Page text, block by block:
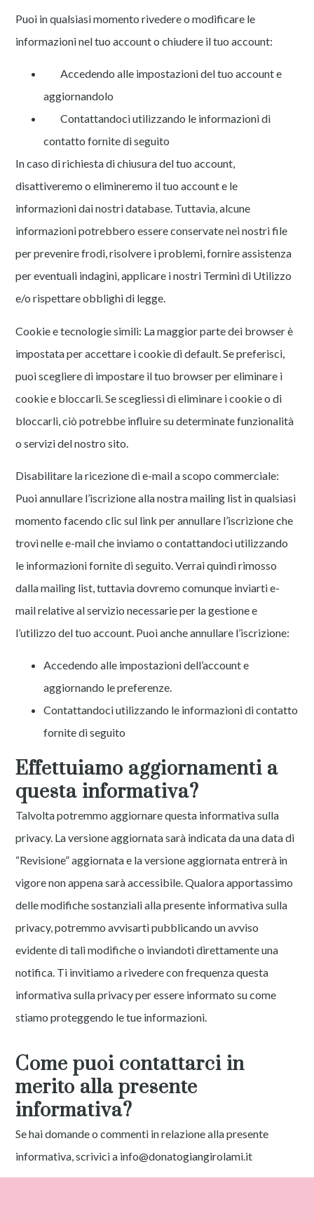
Puoi in qualsiasi momento rivedere o modificare le
informazioni nel tuo account o chiudere il tuo account:
Accedendo alle impostazioni del tuo account e
aggiornandolo
Contattandoci utilizzando le informazioni di
contatto fornite di seguito
In caso di richiesta di chiusura del tuo account,
disattiveremo o elimineremo il tuo account e le
informazioni dai nostri database. Tuttavia, alcune
informazioni potrebbero essere conservate nei nostri file
per prevenire frodi, risolvere i problemi, fornire assistenza
per eventuali indagini, applicare i nostri Termini di Utilizzo
e/o rispettare obblighi di legge.
Cookie e tecnologie simili: La maggior parte dei browser è
impostata per accettare i cookie di default. Se preferisci,
puoi scegliere di impostare il tuo browser per eliminare i
cookie e bloccarli. Se scegliessi di eliminare i cookie o di
bloccarli, ciò potrebbe influire su determinate funzionalità
o servizi del nostro sito.
Disabilitare la ricezione di e-mail a scopo commerciale:
Puoi annullare l’iscrizione alla nostra mailing list in qualsiasi
momento facendo clic sul link per annullare l’iscrizione che
trovi nelle e-mail che inviamo o contattandoci utilizzando
le informazioni fornite di seguito. Verrai quindi rimosso
dalla mailing list, tuttavia dovremo comunque inviarti e-
mail relative al servizio necessarie per la gestione e
l’utilizzo del tuo account. Puoi anche annullare l’iscrizione:
Accedendo alle impostazioni dell’account e
aggiornando le preferenze.
Contattandoci utilizzando le informazioni di contatto
fornite di seguito
Effettuiamo aggiornamenti a
questa informativa?
Talvolta potremmo aggiornare questa informativa sulla
privacy. La versione aggiornata sarà indicata da una data di
“Revisione” aggiornata e la versione aggiornata entrerà in
vigore non appena sarà accessibile. Qualora apportassimo
delle modifiche sostanziali alla presente informativa sulla
privacy, potremmo avvisarti pubblicando un avviso
evidente di tali modifiche o inviandoti direttamente una
notifica. Ti invitiamo a rivedere con frequenza questa
informativa sulla privacy per essere informato su come
stiamo proteggendo le tue informazioni.
Come puoi contattarci in
merito alla presente
informativa?
Se hai domande o commenti in relazione alla presente
informativa, scrivici a info@donatogiangirolami.it